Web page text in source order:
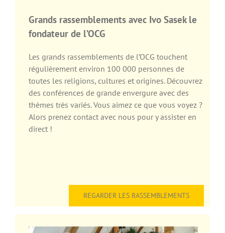
Grands rassemblements avec Ivo Sasek le
fondateur de l’OCG
Les grands rassemblements de l’OCG touchent
régulièrement environ 100 000 personnes de
toutes les religions, cultures et origines. Découvrez
des conférences de grande envergure avec des
thèmes très variés. Vous aimez ce que vous voyez ?
Alors prenez contact avec nous pour y assister en
direct !
REGARDER LES RASSEMBLEMENTS